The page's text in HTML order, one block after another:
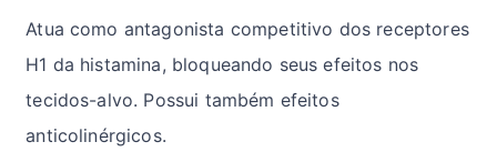
Atua como antagonista competitivo dos receptores
H1 da histamina, bloqueando seus efeitos nos
tecidos-alvo. Possui também efeitos
anticolinérgicos.